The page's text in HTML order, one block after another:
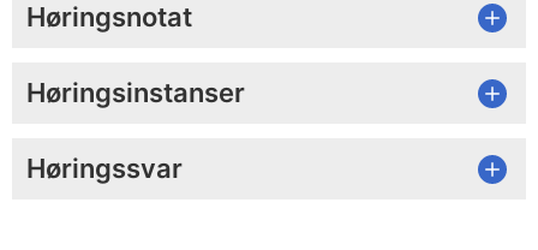
Høringsnotat
Høringsinstanser
Høringssvar